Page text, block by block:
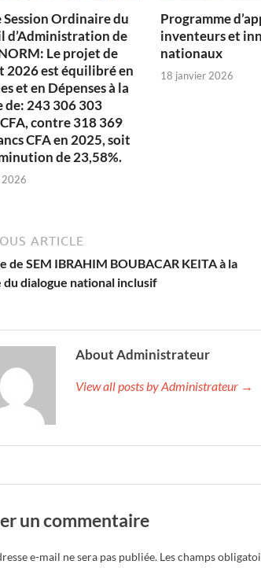
Session Ordinaire du
d’Administration de
Le projet de
2026 est équilibré en
et en Dépenses à la
de: 243 306 303
contre 318 369
CFA en 2025, soit
de 23,58%.
Programme
inventeurs et
nationaux
18 janvier 2026
ARTICLE
de SEM IBRAHIM BOUBACAR KEITA à la
dialogue national inclusif
About Administrateur
View all posts by Administrateur →
un commentaire
e-mail ne sera pas publiée. Les champs